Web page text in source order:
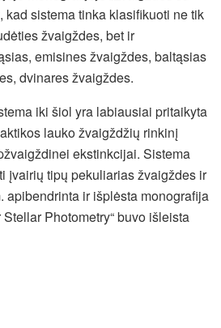
kad sistema tinka klasifikuoti ne tik
žvaigždes, bet ir
emisines žvaigždes, baltąsias
dvinares žvaigždes.
iki šiol yra labiausiai pritaikyta
lauko žvaigždžių rinkinį
ekstinkcijai. Sistema
įvairių tipų pekuliarias žvaigždes ir
apibendrinta ir išplėsta monografija
Photometry“ buvo išleista